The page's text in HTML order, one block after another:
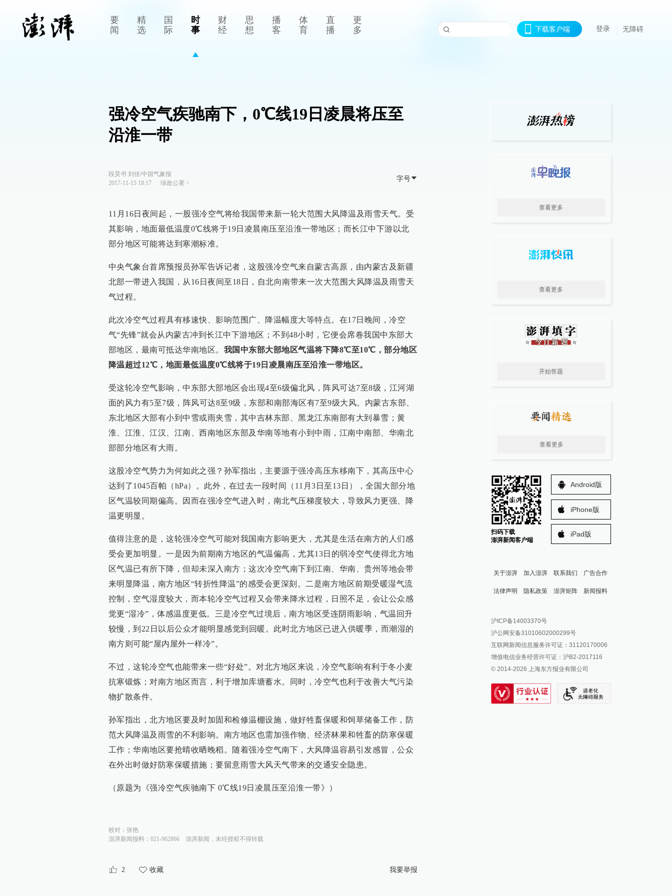
要
闻
精
选
国
际
时
事
财
经
思
想
播
客
体
育
直
播
更
多
下载客户端 登录 无障碍
强冷空气疾驰南下，0℃线19日凌晨将压至
沿淮一带
段昊书 刘佳/中国气象报
2017-11-15 18:17
绿政公署 >
字号
11月16日夜间起，一股强冷空气将给我国带来新一轮大范围大风降温及雨雪天气。受
其影响，地面最低温度0℃线将于19日凌晨南压至沿淮一带地区；而长江中下游以北
部分地区可能将达到寒潮标准。
中央气象台首席预报员孙军告诉记者，这股强冷空气来自蒙古高原，由内蒙古及新疆
北部一带进入我国，从16日夜间至18日，自北向南带来一次大范围大风降温及雨雪天
气过程。
此次冷空气过程具有移速快、影响范围广、降温幅度大等特点。在17日晚间，冷空
气“先锋”就会从内蒙古冲到长江中下游地区；不到48小时，它便会席卷我国中东部大
部地区，最南可抵达华南地区。 我国中东部大部地区气温将下降8℃至10℃，部分地区
降温超过12℃，地面最低温度0℃线将于19日凌晨南压至沿淮一带地区。
受这轮冷空气影响，中东部大部地区会出现4至6级偏北风，阵风可达7至8级，江河湖
面的风力有5至7级，阵风可达8至9级，东部和南部海区有7至9级大风。内蒙古东部、
东北地区大部有小到中雪或雨夹雪，其中吉林东部、黑龙江东南部有大到暴雪；黄
淮、江淮、江汉、江南、西南地区东部及华南等地有小到中雨，江南中南部、华南北
部部分地区有大雨。
这股冷空气势力为何如此之强？孙军指出，主要源于强冷高压东移南下，其高压中心
达到了1045百帕（hPa）。此外，在过去一段时间（11月3日至13日），全国大部分地
区气温较同期偏高。因而在强冷空气进入时，南北气压梯度较大，导致风力更强、降
温更明显。
值得注意的是，这轮强冷空气可能对我国南方影响更大，尤其是生活在南方的人们感
受会更加明显。一是因为前期南方地区的气温偏高，尤其13日的弱冷空气使得北方地
区气温已有所下降，但却未深入南方；这次冷空气南下到江南、华南、贵州等地会带
来明显降温，南方地区“转折性降温”的感受会更深刻。二是南方地区前期受暖湿气流
控制，空气湿度较大，而本轮冷空气过程又会带来降水过程，日照不足，会让公众感
觉更“湿冷”，体感温度更低。三是冷空气过境后，南方地区受连阴雨影响，气温回升
较慢，到22日以后公众才能明显感觉到回暖。此时北方地区已进入供暖季，而潮湿的
南方则可能“屋内屋外一样冷”。
不过，这轮冷空气也能带来一些“好处”。对北方地区来说，冷空气影响有利于冬小麦
抗寒锻炼；对南方地区而言，利于增加库塘蓄水。同时，冷空气也利于改善大气污染
物扩散条件。
孙军指出，北方地区要及时加固和检修温棚设施，做好牲畜保暖和饲草储备工作，防
范大风降温及雨雪的不利影响。南方地区也需加强作物、经济林果和牲畜的防寒保暖
工作；华南地区要抢晴收晒晚稻。随着强冷空气南下，大风降温容易引发感冒，公众
在外出时做好防寒保暖措施；要留意雨雪大风天气带来的交通安全隐患。
（原题为《强冷空气疾驰南下 0℃线19日凌晨压至沿淮一带》）
校对： 张艳
澎湃新闻报料：021-962866
澎湃新闻，未经授权不得转载
2 收藏 我要举报
查看更多
查看更多
开始答题
查看更多
扫码下载
澎湃新闻客户端
Android版
iPhone版
iPad版
关于澎湃 加入澎湃 联系我们 广告合作
法律声明 隐私政策 澎湃矩阵
澎湃新闻公众号
澎湃新闻抖音号
派生万物开放平台
IP SHANGHAI
SIXTH TONE
新闻报料
报料邮箱: news@thepaper.cn
沪ICP备14003370号
沪公网安备31010602000299号
互联网新闻信息服务许可证：31120170006
增值电信业务经营许可证：沪B2-2017116
© 2014-2026 上海东方报业有限公司